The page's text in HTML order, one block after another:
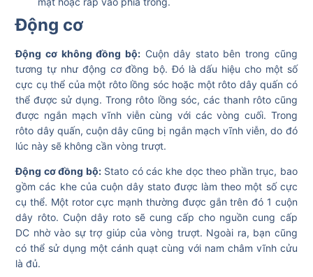
Động cơ
Động cơ không đồng bộ:Cuộn dây stato bên trong cũng
tương tự như động cơ đồng bộ. Đó là dấu hiệu cho một số
cực cụ thể của một rôto lồng sóc hoặc một rôto dây quấn có
thể được sử dụng. Trong rôto lồng sóc, các thanh rôto cũng
được ngắn mạch vĩnh viễn cùng với các vòng cuối. Trong
rôto dây quấn, cuộn dây cũng bị ngắn mạch vĩnh viễn, do đó
lúc này sẽ không cần vòng trượt.
Động cơ đồng bộ:Stato có các khe dọc theo phần trục, bao
gồm các khe của cuộn dây stato được làm theo một số cực
cụ thể. Một rotor cực mạnh thường được gắn trên đó 1 cuộn
dây rôto. Cuộn dây roto sẽ cung cấp cho nguồn cung cấp
DC nhờ vào sự trợ giúp của vòng trượt. Ngoài ra, bạn cũng
có thể sử dụng một cánh quạt cùng với nam châm vĩnh cửu
là đủ.